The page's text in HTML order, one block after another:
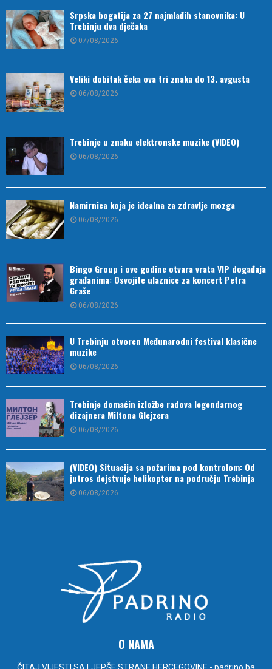
Srpska bogatija za 27 najmlađih stanovnika: U
Trebinju dva dječaka
07/08/2026
Veliki dobitak čeka ova tri znaka do 13. avgusta
06/08/2026
Trebinje u znaku elektronske muzike (VIDEO)
06/08/2026
Namirnica koja je idealna za zdravlje mozga
06/08/2026
Bingo Group i ove godine otvara vrata VIP događaja
građanima: Osvojite ulaznice za koncert Petra
Graše
06/08/2026
U Trebinju otvoren Međunarodni festival klasične
muzike
06/08/2026
Trebinje domaćin izložbe radova legendarnog
dizajnera Miltona Glejzera
06/08/2026
(VIDEO) Situacija sa požarima pod kontrolom: Od
jutros dejstvuje helikopter na području Trebinja
06/08/2026
O NAMA
ČITAJ VIJESTI SA LJEPŠE STRANE HERCEGOVINE - padrino.ba